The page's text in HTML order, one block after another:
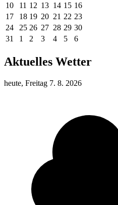
10
11 12 13 14 15 16
17
18 19 20 21 22 23
24
25 26 27 28 29 30
31
1 2 3 4 5 6
Aktuelles Wetter
heute, Freitag 7. 8. 2026